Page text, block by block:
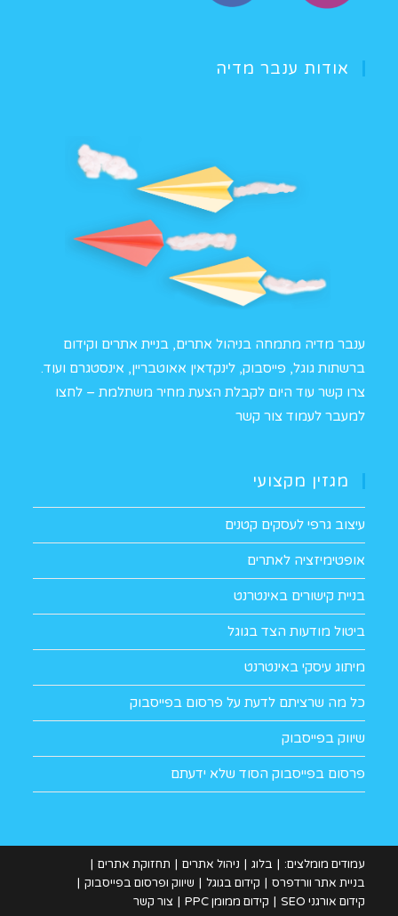
אודות ענבר מדיה
ענבר מדיה מתמחה בניהול אתרים, בניית אתרים וקידום
ברשתות גוגל, פייסבוק, לינקדאין אאוטבריין, אינסטגרם ועוד.
צרו קשר עוד היום לקבלת הצעת מחיר משתלמת –לחצו
למעבר לעמוד צור קשר
מגזין מקצועי
עיצוב גרפי לעסקים קטנים
אופטימיזציה לאתרים
בניית קישורים באינטרנט
ביטול מודעות הצד בגוגל
מיתוג עיסקי באינטרנט
כל מה שרציתם לדעת על פרסום בפייסבוק
שיווק בפייסבוק
פרסום בפייסבוק הסוד שלא ידעתם
עמודים מומלצים: בלוג ניהול אתרים
תחזוקת אתרים
בניית אתר וורדפרס
קידום בגוגל
שיווק ופרסום בפייסבוק
קידום אורגני SEO
קידום ממומן PPC צור קשר